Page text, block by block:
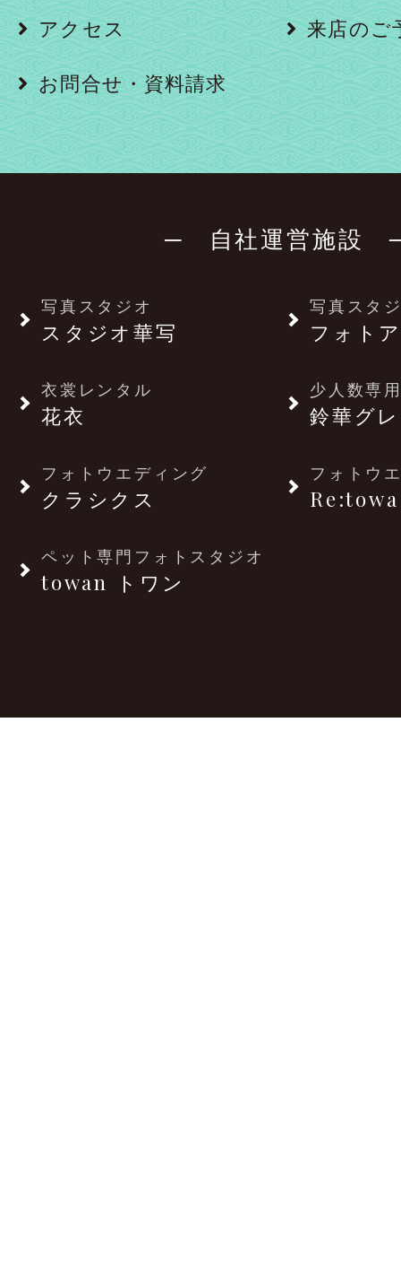
アクセス 来店のご
お問合せ・資料請求
─ 自社運営施設
写真スタジオ
スタジオ華写
写真スタ
フォト
衣裳レンタル
花衣
少人数専
鈴華グ
フォトウエディング
クラシクス
フォトウ
Re:towa
ペット専門フォトスタジオ
towan トワン